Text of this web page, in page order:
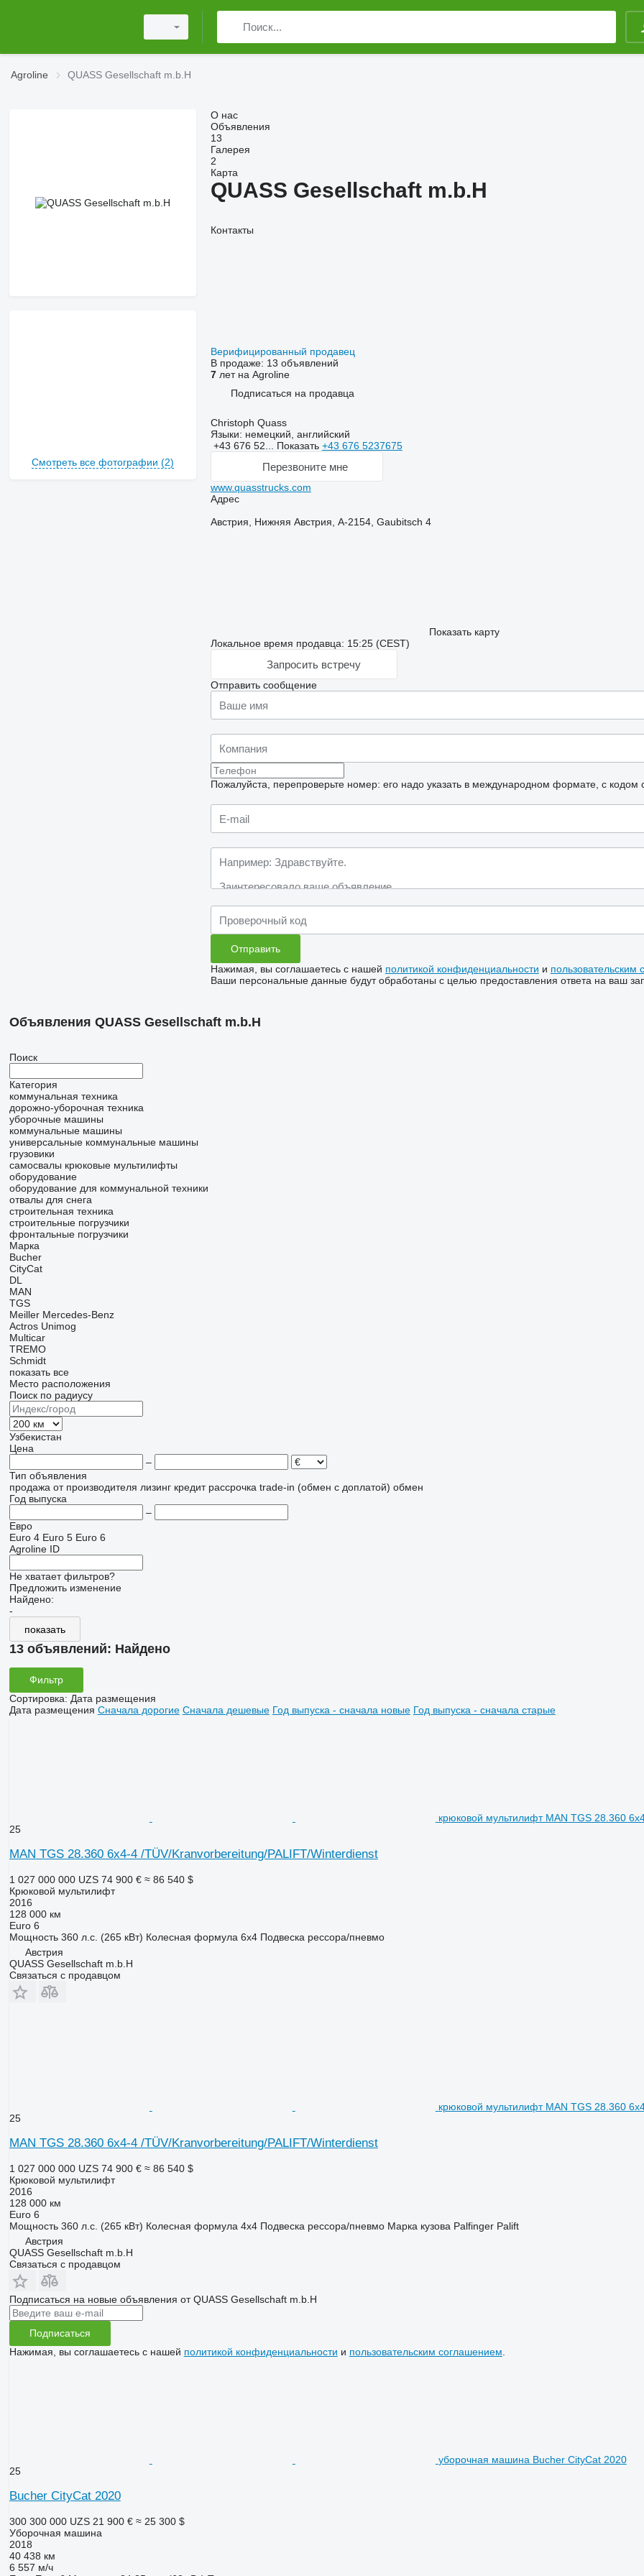
Agroline QUASS Gesellschaft m.b.H
Смотреть все фотографии (2)
О нас
Объявления
13
Галерея
2
Карта
QUASS Gesellschaft m.b.H
Контакты
Верифицированный продавец
В продаже: 13 объявлений
7лет на Agroline
Подписаться на продавца
Christoph Quass
Языки: немецкий, английский
+43 676 52... Показать +43 676 5237675
Перезвоните мне
www.quasstrucks.com
Адрес
Австрия, Нижняя Австрия, A-2154, Gaubitsch 4
Показать карту
Локальное время продавца: 15:25 (CEST)
Запросить встречу
Отправить сообщение
Пожалуйста, перепроверьте номер: его надо указать в международном формате, с кодом
Нажимая, вы соглашаетесь с нашей политикой конфиденциальности и пользовательским
Ваши персональные данные будут обработаны с целью предоставления ответа на ваш
Объявления QUASS Gesellschaft m.b.H
Поиск
Категория
коммунальная техника
дорожно-уборочная техника
уборочные машины
коммунальные машины
универсальные коммунальные машины
грузовики
самосвалы крюковые мультилифты
оборудование
оборудование для коммунальной техники
отвалы для снега
строительная техника
строительные погрузчики
фронтальные погрузчики
Марка
Bucher
CityCat
DL
MAN
TGS
Meiller Mercedes-Benz
Actros Unimog
Multicar
TREMO
Schmidt
показать все
Место расположения
Поиск по радиусу
Узбекистан
Цена
–
Тип объявления
продажа от производителя лизинг кредит рассрочка trade-in (обмен с доплатой) обмен
Год выпуска
–
Евро
Euro 4 Euro 5 Euro 6
Agroline ID
Не хватает фильтров?
Предложить изменение
Найдено:
-
показать
13 объявлений: Найдено
Фильтр
Сортировка: Дата размещения
Дата размещения Сначала дорогие Сначала дешевые Год выпуска - сначала новые Год выпуска - сначала старые
крюковой мультилифт MAN TGS 28.360
25
MAN TGS 28.360 6x4-4 /TÜV/Kranvorbereitung/PALIFT/Winterdienst
1 027 000 000 UZS 74 900 € ≈ 86 540 $
Крюковой мультилифт
2016
128 000 км
Euro 6
Мощность 360 л.с. (265 кВт) Колесная формула 6x4 Подвеска рессора/пневмо
Австрия
QUASS Gesellschaft m.b.H
Связаться с продавцом
крюковой мультилифт MAN TGS 28.360
25
MAN TGS 28.360 6x4-4 /TÜV/Kranvorbereitung/PALIFT/Winterdienst
1 027 000 000 UZS 74 900 € ≈ 86 540 $
Крюковой мультилифт
2016
128 000 км
Euro 6
Мощность 360 л.с. (265 кВт) Колесная формула 4x4 Подвеска рессора/пневмо Марка кузова Palfinger Palift
Австрия
QUASS Gesellschaft m.b.H
Связаться с продавцом
Подписаться на новые объявления от QUASS Gesellschaft m.b.H
Подписаться
Нажимая, вы соглашаетесь с нашей политикой конфиденциальности и пользовательским соглашением
уборочная машина Bucher CityCat 2020
25
Bucher CityCat 2020
300 300 000 UZS 21 900 € ≈ 25 300 $
Уборочная машина
2018
40 438 км
6 557 м/ч